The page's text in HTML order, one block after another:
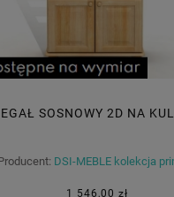
SOSNOWY 2D NA
DSI-MEBLE kolekcja
1 546,00 zł